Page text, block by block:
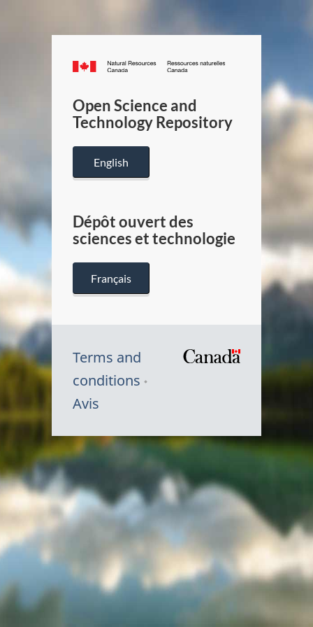
Canada.ca
/
Canada
Open Science and
Technology Repository
English
Dépôt ouvert des
sciences et technologie
Français
Terms and
conditions
Avis
Symbole
du